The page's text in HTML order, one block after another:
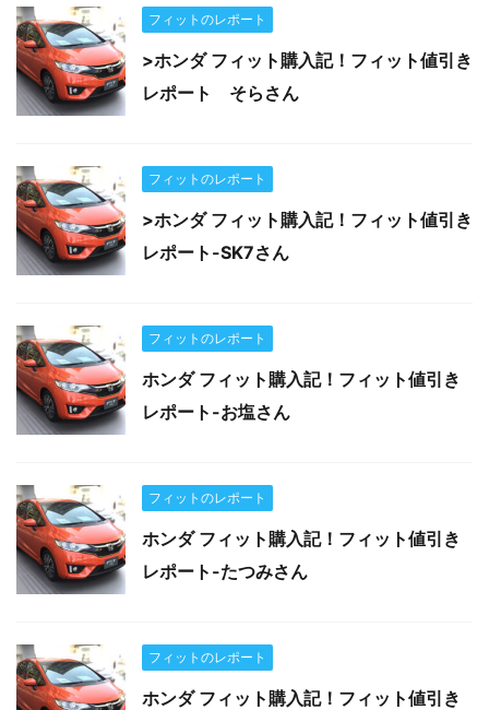
フィットのレポート
>ホンダ フィット購入記！フィット値引き
レポート そらさん
フィットのレポート
>ホンダ フィット購入記！フィット値引き
レポート-SK7さん
フィットのレポート
ホンダ フィット購入記！フィット値引き
レポート-お塩さん
フィットのレポート
ホンダ フィット購入記！フィット値引き
レポート-たつみさん
フィットのレポート
ホンダ フィット購入記！フィット値引き